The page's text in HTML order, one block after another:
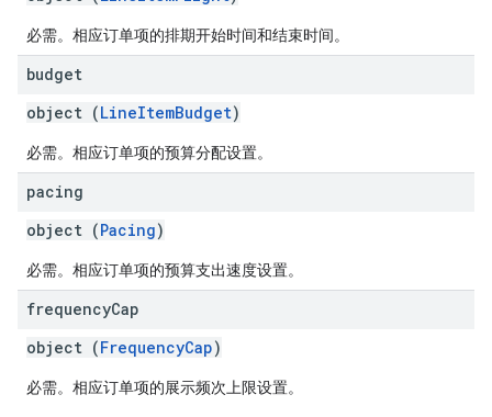
必需。相应订单项的排期开始时间和结束时间。
budget
object (LineItemBudget)
必需。相应订单项的预算分配设置。
pacing
object (Pacing)
必需。相应订单项的预算支出速度设置。
frequencyCap
object (FrequencyCap)
必需。相应订单项的展示频次上限设置。